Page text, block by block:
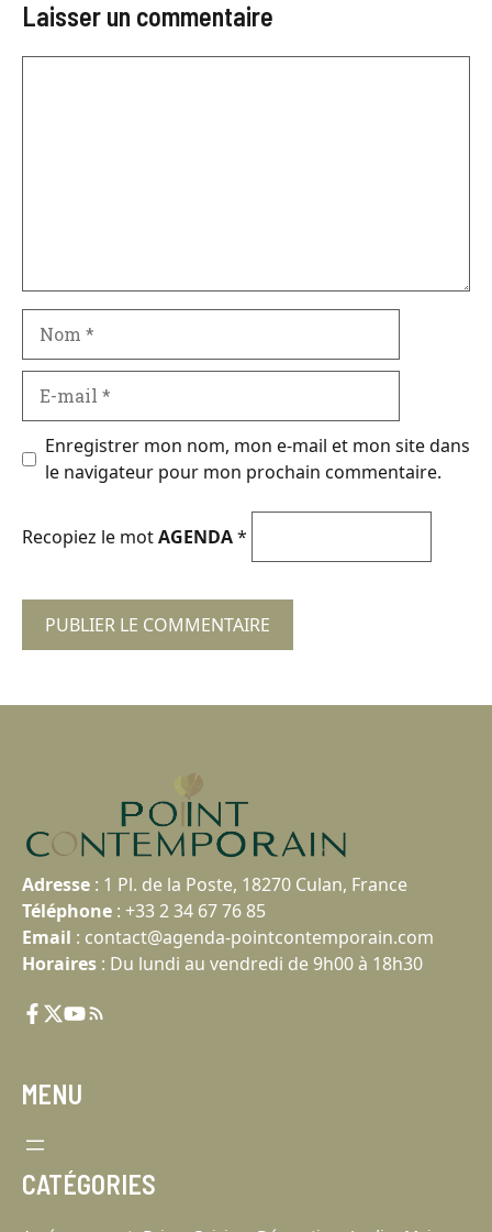
Laisser un commentaire
mail
Enregistrer mon nom, mon e-mail et mon site dans
le navigateur pour mon prochain commentaire.
Recopiez le motAGENDA*
Adresse : 1 Pl. de la Poste, 18270 Culan, France
Téléphone : +33 2 34 67 76 85
Email : contact@agenda-pointcontemporain.com
Horaires : Du lundi au vendredi de 9h00 à 18h30
MENU
CATÉGORIES